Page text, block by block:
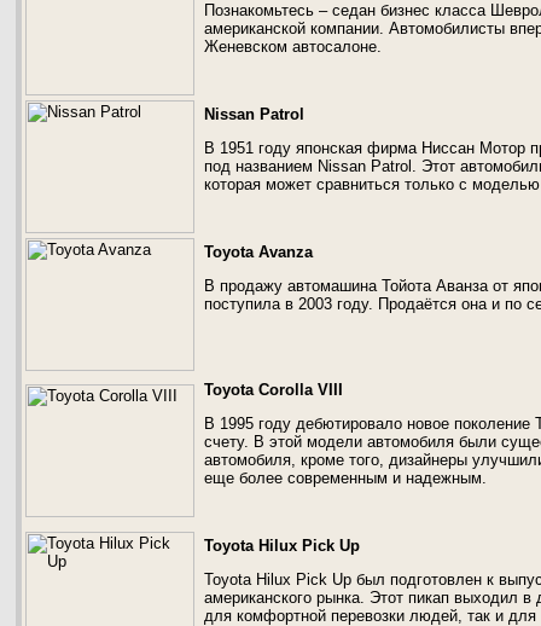
Познакомьтесь – седан бизнес класса
американской компании. Автомобилисты
Женевском автосалоне.
Nissan Patrol
В 1951 году японская фирма Ниссан Мотор
под названием Nissan Patrol. Этот
которая может сравниться только с
Toyota Avanza
В продажу автомашина Тойота Аванза от
поступила в 2003 году. Продаётся она и по
Toyota Corolla VIII
В 1995 году дебютировало новое
счету. В этой модели автомобиля были
автомобиля, кроме того, дизайнеры
еще более современным и надежным.
Toyota Hilux Pick Up
Toyota Hilux Pick Up был подготовлен к
американского рынка. Этот пикап выходил
для комфортной перевозки людей, так и для